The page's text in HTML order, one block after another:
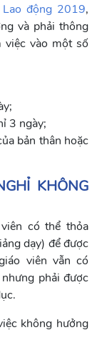
động 2019,
và phải thông
việc vào một số
3 ngày;
bản thân hoặc
KHÔNG
có thể thỏa
dạy) để được
viên vẫn có
phải được
không hưởng